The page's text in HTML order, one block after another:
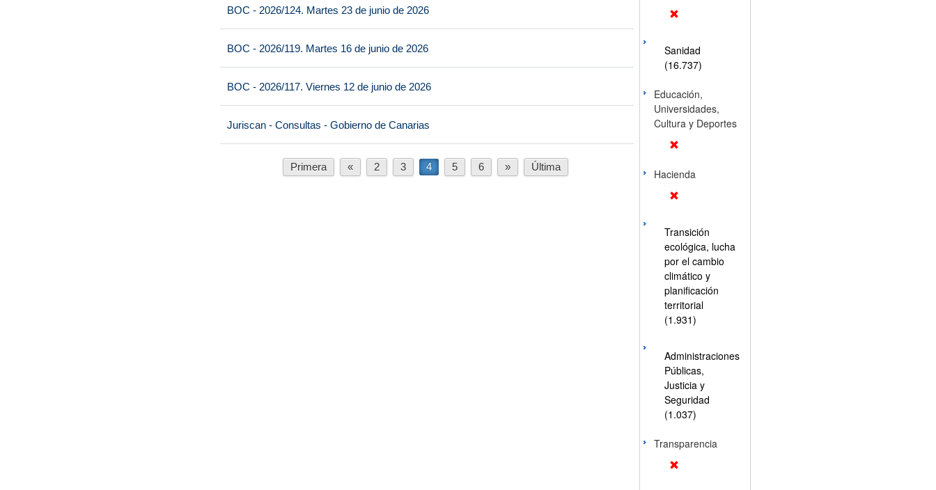
BOC - 2026/124. Martes 23 de junio de 2026
BOC - 2026/119. Martes 16 de junio de 2026
BOC - 2026/117. Viernes 12 de junio de 2026
Juriscan - Consultas - Gobierno de Canarias
Primera « 2 3 4 5 6 » Última
Sanidad
(16.737)
Educación,
Universidades,
Cultura y Deportes
Hacienda
Transición
ecológica, lucha
por el cambio
climático y
planificación
territorial
(1.931)
Administraciones
Públicas,
Justicia y
Seguridad
(1.037)
Transparencia